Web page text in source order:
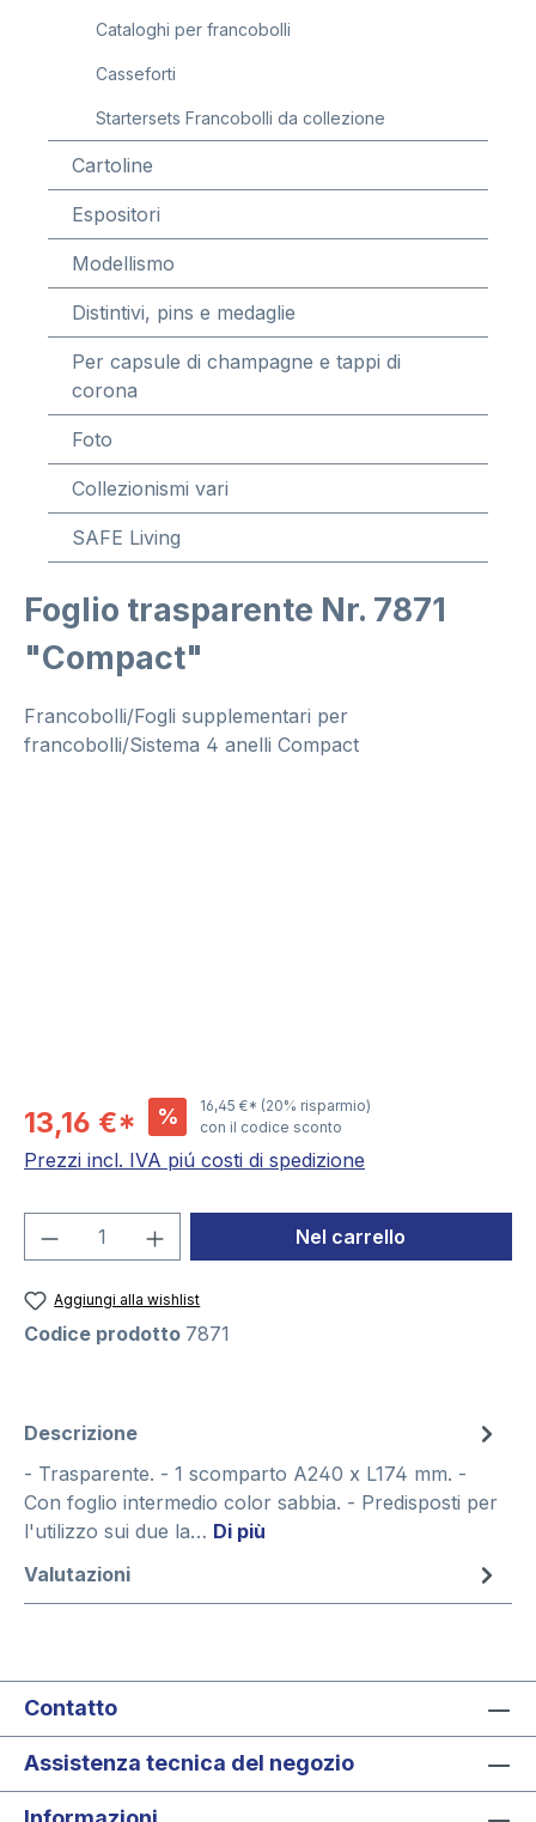
Cataloghi per francobolli
Casseforti
Startersets Francobolli da collezione
Cartoline
Espositori
Modellismo
Distintivi, pins e medaglie
Per capsule di champagne e tappi di
corona
Foto
Collezionismi vari
SAFE Living
Foglio trasparente Nr. 7871
"Compact"
Francobolli/Fogli supplementari per
francobolli/Sistema 4 anelli Compact
13,16 €* % 16,45 €* (20% risparmio)
con il codice sconto
Prezzi incl. IVA piú costi di spedizione
Quantità del prodotto: inserisci la
Nel carrello
Aggiungi alla wishlist
Codice prodotto 7871
Descrizione
- Trasparente. - 1 scomparto A240 x L174 mm. -
Con foglio intermedio color sabbia. - Predisposti per
l'utilizzo sui due la… Di più
Valutazioni
Contatto
Assistenza tecnica del negozio